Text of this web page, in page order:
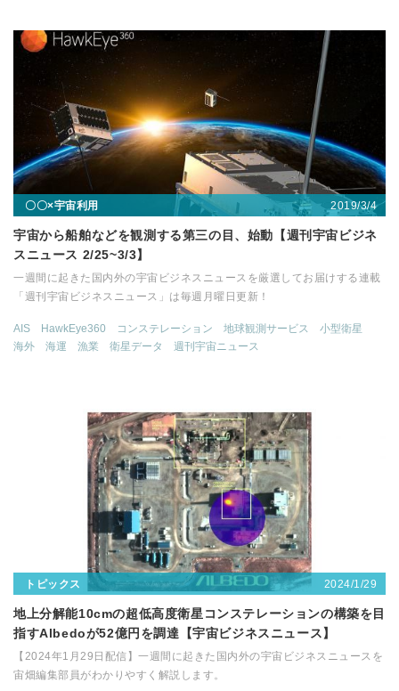
〇〇×宇宙利用 2019/3/4
宇宙から船舶などを観測する第三の目、始動【週刊宇宙ビジネ
スニュース 2/25~3/3】
一週間に起きた国内外の宇宙ビジネスニュースを厳選してお届けする連載
「週刊宇宙ビジネスニュース」は毎週月曜日更新！
AIS HawkEye360 コンステレーション 地球観測サービス
小型衛星
海外
海運 漁業 衛星データ 週刊宇宙ニュース
トピックス 2024/1/29
地上分解能10cmの超低高度衛星コンステレーションの構築を目
指すAlbedoが52億円を調達【宇宙ビジネスニュース】
【2024年1月29日配信】一週間に起きた国内外の宇宙ビジネスニュースを
宙畑編集部員がわかりやすく解説します。